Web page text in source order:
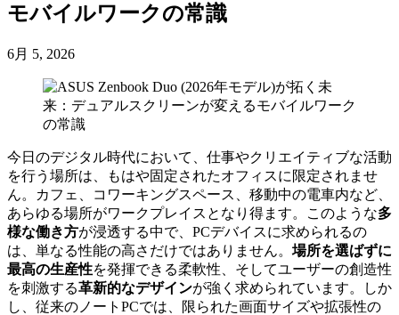
モバイルワークの常識
6月 5, 2026
今日のデジタル時代において、仕事やクリエイティブな活動
を行う場所は、もはや固定されたオフィスに限定されませ
ん。カフェ、コワーキングスペース、移動中の電車内など、
あらゆる場所がワークプレイスとなり得ます。このような多
様な働き方が浸透する中で、PCデバイスに求められるの
は、単なる性能の高さだけではありません。 場所を選ばずに
最高の生産性を発揮できる柔軟性、そしてユーザーの創造性
を刺激する革新的なデザインが強く求められています。しか
し、従来のノートPCでは、限られた画面サイズや拡張性の